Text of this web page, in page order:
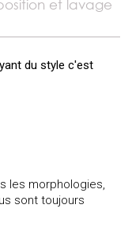
et lavage
du style c'est
les morphologies,
sont toujours